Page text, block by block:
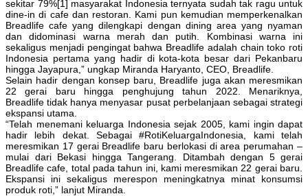
sekitar 79%[1] masyarakat Indonesia ternyata sudah tak ragu untuk
dine-in di cafe dan restoran. Kami pun kemudian memperkenalkan
Breadlife cafe yang dilengkapi dengan dining area yang nyaman
dan didominasi warna merah dan putih. Kombinasi warna ini
sekaligus menjadi pengingat bahwa Breadlife adalah chain toko roti
Indonesia pertama yang hadir di kota-kota besar dari Pekanbaru
hingga Jayapura,” ungkap Miranda Haryanto, CEO, Breadlife.
Selain hadir dengan konsep baru, Breadlife juga akan meresmikan
22 gerai baru hingga penghujung tahun 2022. Menariknya,
Breadlife tidak hanya menyasar pusat perbelanjaan sebagai strategi
ekspansi utama.
“Telah menemani keluarga Indonesia sejak 2005, kami ingin dapat
hadir lebih dekat. Sebagai #RotiKeluargaIndonesia, kami telah
meresmikan 17 gerai Breadlife baru berlokasi di area perumahan –
mulai dari Bekasi hingga Tangerang. Ditambah dengan 5 gerai
Breadlife cafe, total pada tahun ini, kami meresmikan 22 gerai baru.
Ekspansi ini sekaligus merespon meningkatnya minat konsumsi
produk roti,” lanjut Miranda.